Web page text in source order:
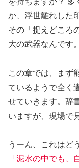
か、浮世離れした
その「捉えどころ
大の武器なんです。
この章では、まず
ているようで全く
せていきます。辞
いますが、現場で
うーん、これはど
「泥水の中でも、